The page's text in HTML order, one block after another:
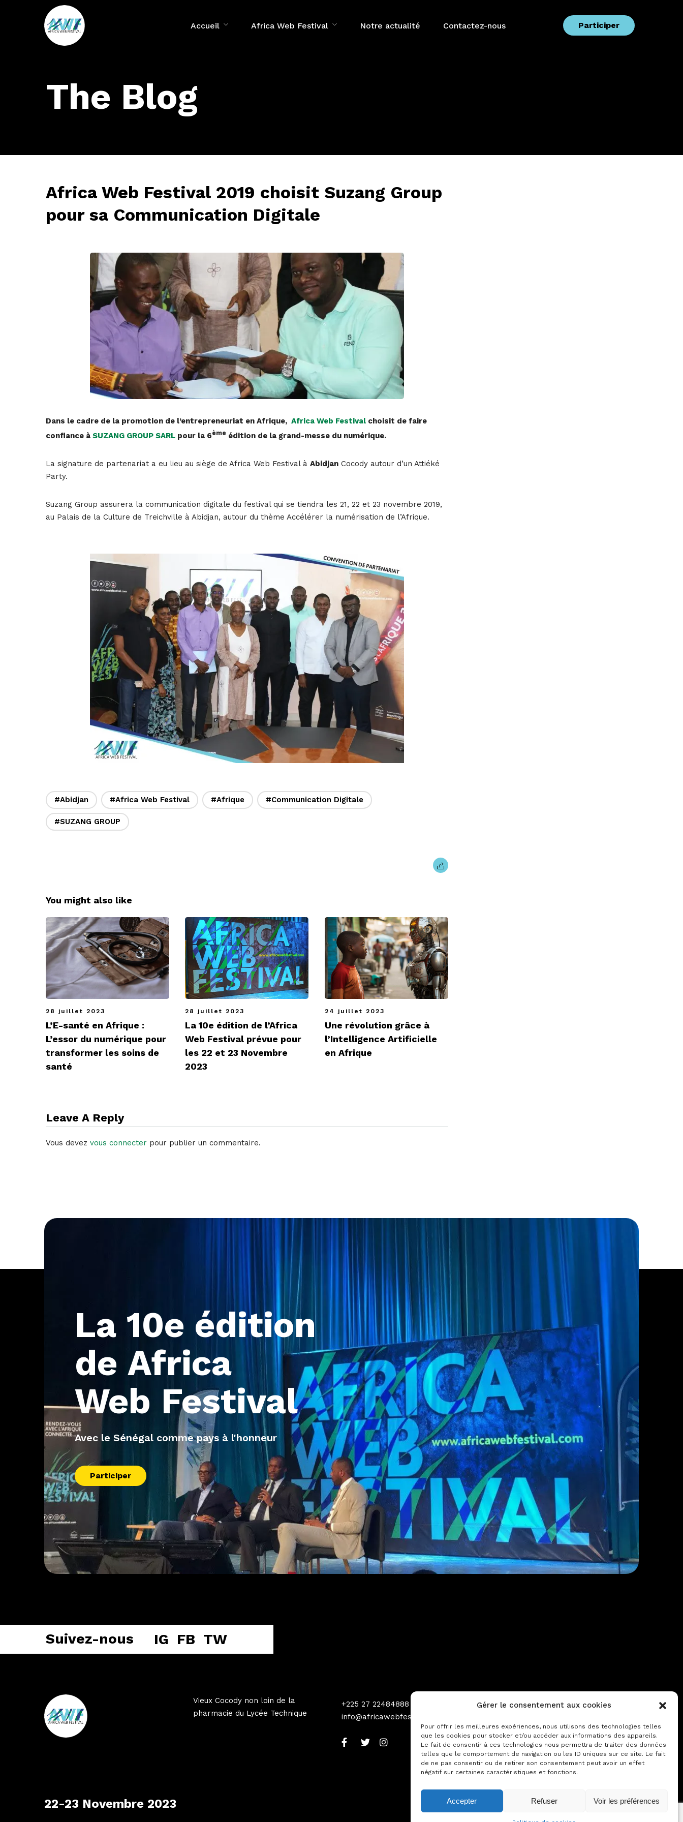
Gérer le consentement aux cookies
Pour offrir les meilleures expériences, nous utilisons des technologies telles
que les cookies pour stocker et/ou accéder aux informations des appareils.
Le fait de consentir à ces technologies nous permettra de traiter des données
telles que le comportement de navigation ou les ID uniques sur ce site. Le fait
de ne pas consentir ou de retirer son consentement peut avoir un effet
négatif sur certaines caractéristiques et fonctions.
Accepter Refuser Voir les préférences
Accueil Africa Web Festival Notre actualité Contactez-nous Participer
The Blog
Africa Web Festival 2019 choisit Suzang Group
pour sa Communication Digitale
Dans le cadre de la promotion de l’entrepreneuriat en Afrique, Africa Web Festival choisit de faire
confiance à SUZANG GROUP SARL pour la 6ème édition de la grand-messe du numérique.
La signature de partenariat a eu lieu au siège de Africa Web Festival à Abidjan Cocody autour d’un Attiéké
Party.
Suzang Group assurera la communication digitale du festival qui se tiendra les 21, 22 et 23 novembre 2019,
au Palais de la Culture de Treichville à Abidjan, autour du thème Accélérer la numérisation de l’Afrique.
#Abidjan #Africa Web Festival #Afrique #Communication Digitale
#SUZANG GROUP
You might also like
28 juillet 2023
L’E-santé en Afrique :
L’essor du numérique pour
transformer les soins de
santé
28 juillet 2023
La 10e édition de l’Africa
Web Festival prévue pour
les 22 et 23 Novembre
2023
24 juillet 2023
Une révolution grâce à
l’Intelligence Artificielle
en Afrique
Leave A Reply
Vous devez vous connecter pour publier un commentaire.
La 10e édition
de Africa
Web Festival
Avec le Sénégal comme pays à l'honneur
Participer
Suivez-nous IG FB TW
Vieux Cocody non loin de la
pharmacie du Lycée Technique
+225 27 22484888
info@africawebfestival.com
Contactez-nous
22-23 Novembre 2023 © 2023 - Designed by MY Brand